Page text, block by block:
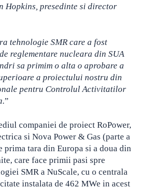
Hopkins, presedinte si director
tehnologie SMR care a fost
reglementare nucleara din SUA
sa primim o alta o aprobare a
a proiectului nostru din
pentru Controlul Activitatilor
”
companiei de proiect RoPower,
si Nova Power & Gas (parte a
tara din Europa si a doua din
care face primii pasi spre
SMR a NuScale, cu o centrala
instalata de 462 MWe in acest